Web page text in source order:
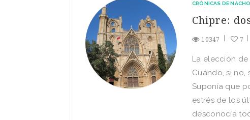
CRÓNICAS DE NACHO
Chipre:
10347 7
La elección
Cuándo, si no,
Suponía que
estrés de los
desconocía